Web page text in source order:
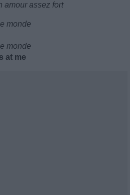
amour assez fort
monde
monde
at me